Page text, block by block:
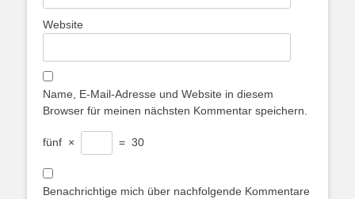
Website
Name, E-Mail-Adresse und Website in diesem
Browser für meinen nächsten Kommentar speichern.
fünf × = 30
Benachrichtige mich über nachfolgende Kommentare